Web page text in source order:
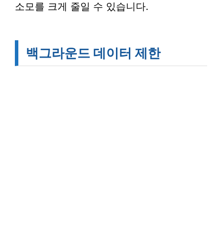
소모를 크게 줄일 수 있습니다.
백그라운드 데이터 제한